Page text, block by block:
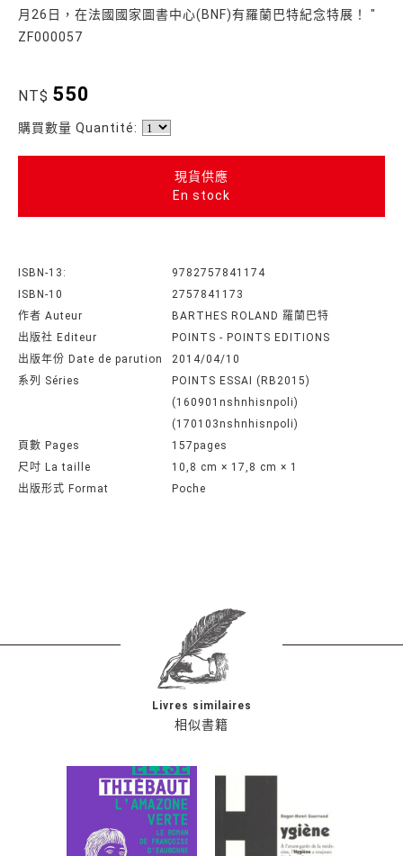
月26日，在法國國家圖書中心(BNF)有羅蘭巴特紀念特展！ "
ZF000057
NT$ 550
購買數量 Quantité:
現貨供應
En stock
ISBN-13:
9782757841174
ISBN-10
2757841173
作者 Auteur
BARTHES ROLAND 羅蘭巴特
出版社 Editeur
POINTS - POINTS EDITIONS
出版年份 Date de parution
2014/04/10
系列 Séries
POINTS ESSAI (RB2015)
(160901nshnhisnpoli)
(170103nshnhisnpoli)
頁數 Pages
157pages
尺吋 La taille
10,8 cm × 17,8 cm × 1
出版形式 Format
Poche
相似書籍
Livres similaires